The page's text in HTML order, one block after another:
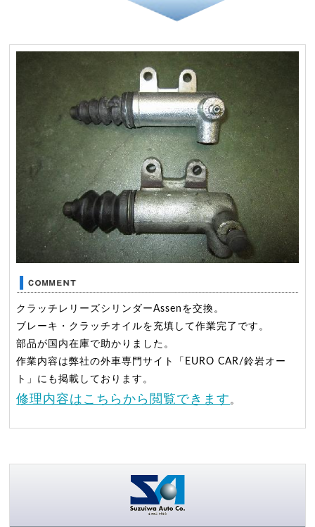
クラッチレリーズシリンダーAssenを交換。
ブレーキ・クラッチオイルを充填して作業完了です。
部品が国内在庫で助かりました。
作業内容は弊社の外車専門サイト「EURO CAR/鈴岩オー
ト」にも掲載しております。
修理内容はこちらから閲覧できます 。